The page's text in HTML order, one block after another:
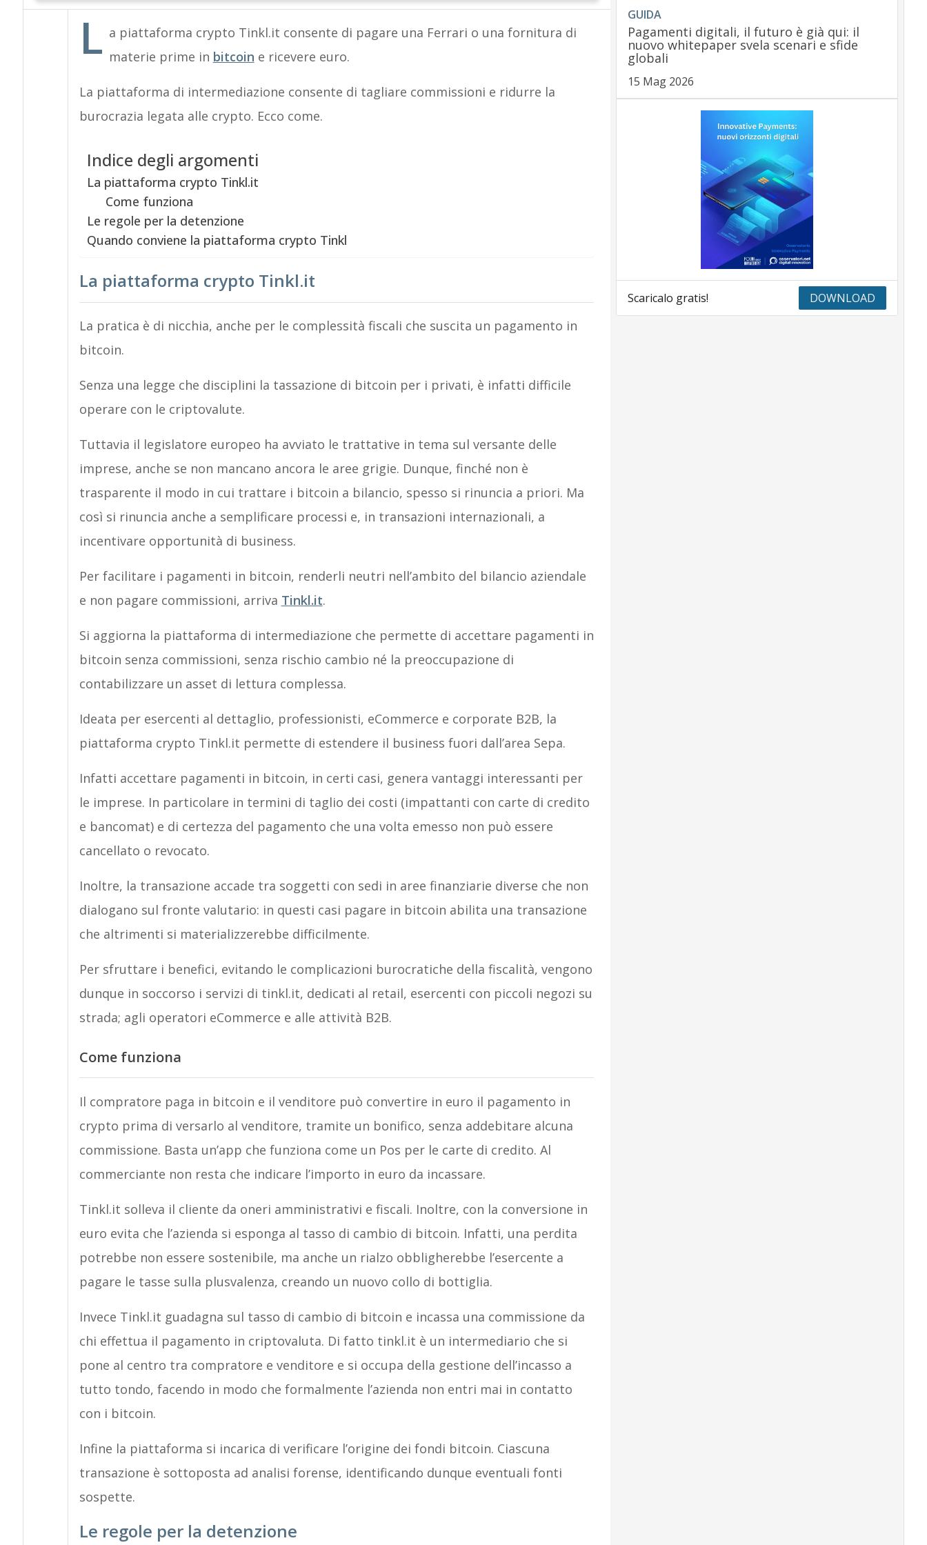
L a piattaforma crypto Tinkl.it consente di pagare una Ferrari o una fornitura di
materie prime in bitcoin e ricevere euro.
La piattaforma di intermediazione consente di tagliare commissioni e ridurre la
burocrazia legata alle crypto. Ecco come.
Indice degli argomenti
La piattaforma crypto Tinkl.it
Come funziona
Le regole per la detenzione
Quando conviene la piattaforma crypto Tinkl
La piattaforma crypto Tinkl.it
La pratica è di nicchia, anche per le complessità fiscali che suscita un pagamento in
bitcoin.
Senza una legge che disciplini la tassazione di bitcoin per i privati, è infatti difficile
operare con le criptovalute.
Tuttavia il legislatore europeo ha avviato le trattative in tema sul versante delle
imprese, anche se non mancano ancora le aree grigie. Dunque, finché non è
trasparente il modo in cui trattare i bitcoin a bilancio, spesso si rinuncia a priori. Ma
così si rinuncia anche a semplificare processi e, in transazioni internazionali, a
incentivare opportunità di business.
Per facilitare i pagamenti in bitcoin, renderli neutri nell’ambito del bilancio aziendale
e non pagare commissioni, arriva Tinkl.it.
Si aggiorna la piattaforma di intermediazione che permette di accettare pagamenti in
bitcoin senza commissioni, senza rischio cambio né la preoccupazione di
contabilizzare un asset di lettura complessa.
Ideata per esercenti al dettaglio, professionisti, eCommerce e corporate B2B, la
piattaforma crypto Tinkl.it permette di estendere il business fuori dall’area Sepa.
Infatti accettare pagamenti in bitcoin, in certi casi, genera vantaggi interessanti per
le imprese. In particolare in termini di taglio dei costi (impattanti con carte di credito
e bancomat) e di certezza del pagamento che una volta emesso non può essere
cancellato o revocato.
Inoltre, la transazione accade tra soggetti con sedi in aree finanziarie diverse che non
dialogano sul fronte valutario: in questi casi pagare in bitcoin abilita una transazione
che altrimenti si materializzerebbe difficilmente.
Per sfruttare i benefici, evitando le complicazioni burocratiche della fiscalità, vengono
dunque in soccorso i servizi di tinkl.it, dedicati al retail, esercenti con piccoli negozi su
strada; agli operatori eCommerce e alle attività B2B.
Come funziona
Il compratore paga in bitcoin e il venditore può convertire in euro il pagamento in
crypto prima di versarlo al venditore, tramite un bonifico, senza addebitare alcuna
commissione. Basta un’app che funziona come un Pos per le carte di credito. Al
commerciante non resta che indicare l’importo in euro da incassare.
Tinkl.it solleva il cliente da oneri amministrativi e fiscali. Inoltre, con la conversione in
euro evita che l’azienda si esponga al tasso di cambio di bitcoin. Infatti, una perdita
potrebbe non essere sostenibile, ma anche un rialzo obbligherebbe l’esercente a
pagare le tasse sulla plusvalenza, creando un nuovo collo di bottiglia.
Invece Tinkl.it guadagna sul tasso di cambio di bitcoin e incassa una commissione da
chi effettua il pagamento in criptovaluta. Di fatto tinkl.it è un intermediario che si
pone al centro tra compratore e venditore e si occupa della gestione dell’incasso a
tutto tondo, facendo in modo che formalmente l’azienda non entri mai in contatto
con i bitcoin.
Infine la piattaforma si incarica di verificare l’origine dei fondi bitcoin. Ciascuna
transazione è sottoposta ad analisi forense, identificando dunque eventuali fonti
sospette.
Le regole per la detenzione
GUIDA
Pagamenti digitali, il futuro è già qui: il
nuovo whitepaper svela scenari e sfide
globali
15 Mag 2026
Scaricalo gratis! DOWNLOAD